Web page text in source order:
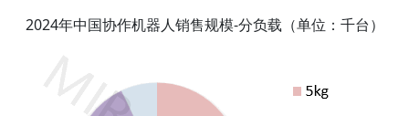
2024年中国协作机器人销售规模-分负载（单位：千台）